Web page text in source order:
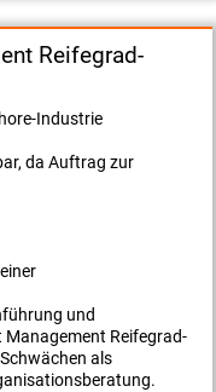
Reifegrad-
Industrie
da Auftrag zur
und
Management Reifegrad-
als